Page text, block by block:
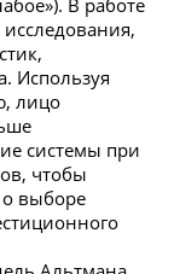
Используя
лицо
системы при
чтобы
выборе